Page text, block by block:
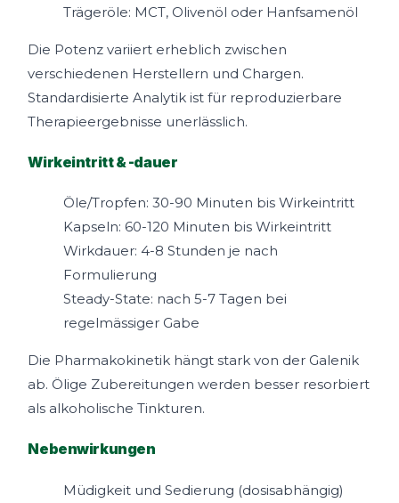
Trägeröle: MCT, Olivenöl oder Hanfsamenöl
Die Potenz variiert erheblich zwischen
verschiedenen Herstellern und Chargen.
Standardisierte Analytik ist für reproduzierbare
Therapieergebnisse unerlässlich.
Wirkeintritt & -dauer
Öle/Tropfen: 30-90 Minuten bis Wirkeintritt
Kapseln: 60-120 Minuten bis Wirkeintritt
Wirkdauer: 4-8 Stunden je nach
Formulierung
Steady-State: nach 5-7 Tagen bei
regelmässiger Gabe
Die Pharmakokinetik hängt stark von der Galenik
ab. Ölige Zubereitungen werden besser resorbiert
als alkoholische Tinkturen.
Nebenwirkungen
Müdigkeit und Sedierung (dosisabhängig)